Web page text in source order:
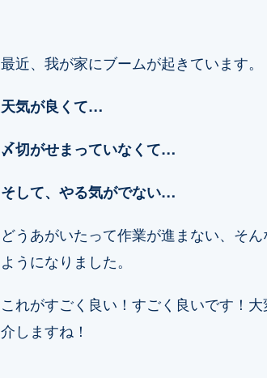
最近、我が家にブームが起きています。
天気が良くて…
〆切がせまっていなくて…
そして、やる気がでない…
どうあがいたって作業が進まない、そん
ようになりました。
これがすごく良い！すごく良いです！
介しますね！